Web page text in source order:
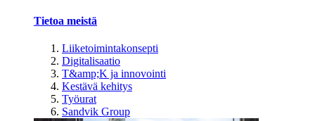
Tietoa meistä
Liiketoimintakonsepti
Digitalisaatio
T&amp;K ja innovointi
Kestävä kehitys
Työurat
Sandvik Group